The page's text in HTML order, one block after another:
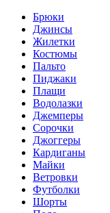
Брюки
Джинсы
Жилетки
Костюмы
Пальто
Пиджаки
Плащи
Водолазки
Джемперы
Сорочки
Джоггеры
Кардиганы
Майки
Ветровки
Футболки
Шорты